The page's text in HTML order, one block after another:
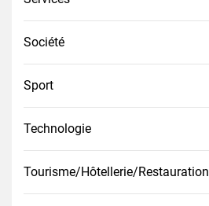
Société
Sport
Technologie
Tourisme/Hôtellerie/Restauration